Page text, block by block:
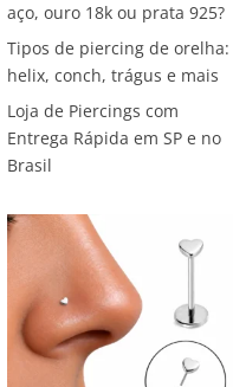
aço, ouro 18k ou prata 925?
Tipos de piercing de orelha:
helix, conch, trágus e mais
Loja de Piercings com
Entrega Rápida em SP e no
Brasil